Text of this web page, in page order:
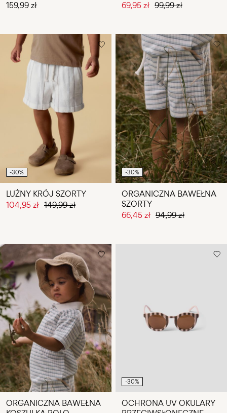
159,99 zł
69,95 zł 99,99 zł
-30%
LUŹNY KRÓJ SZORTY
104,95 zł 149,99 zł
-30%
ORGANICZNA BAWEŁNA
SZORTY
66,45 zł 94,99 zł
ORGANICZNA BAWEŁNA
-30%
OCHRONA UV OKULARY